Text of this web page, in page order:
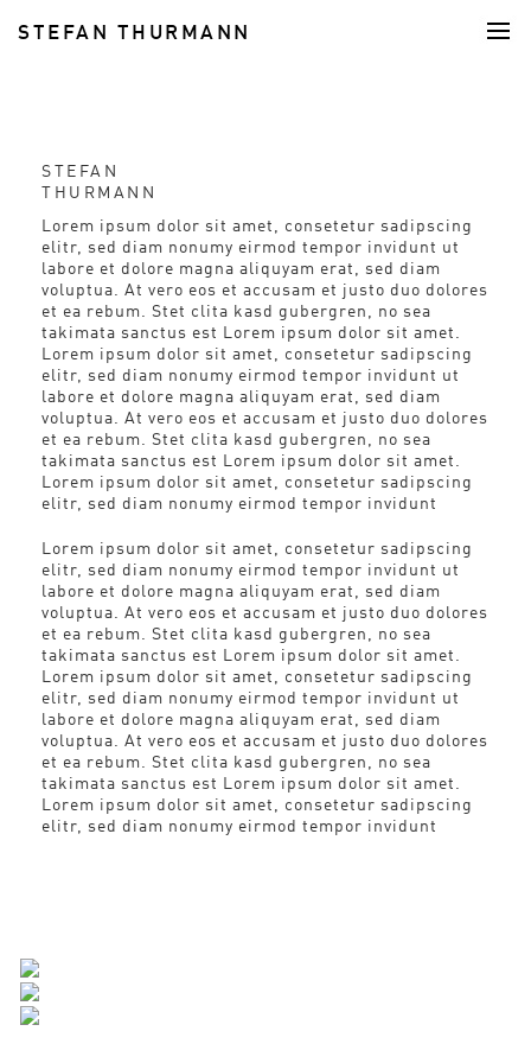
STEFAN THURMANN
FOOD
STEFAN
THURMANN
Lorem ipsum dolor sit amet, consetetur sadipscing
elitr, sed diam nonumy eirmod tempor invidunt ut
labore et dolore magna aliquyam erat, sed diam
voluptua. At vero eos et accusam et justo duo dolores
et ea rebum. Stet clita kasd gubergren, no sea
takimata sanctus est Lorem ipsum dolor sit amet.
Lorem ipsum dolor sit amet, consetetur sadipscing
elitr, sed diam nonumy eirmod tempor invidunt ut
labore et dolore magna aliquyam erat, sed diam
voluptua. At vero eos et accusam et justo duo dolores
et ea rebum. Stet clita kasd gubergren, no sea
takimata sanctus est Lorem ipsum dolor sit amet.
Lorem ipsum dolor sit amet, consetetur sadipscing
elitr, sed diam nonumy eirmod tempor invidunt
Lorem ipsum dolor sit amet, consetetur sadipscing
elitr, sed diam nonumy eirmod tempor invidunt ut
labore et dolore magna aliquyam erat, sed diam
voluptua. At vero eos et accusam et justo duo dolores
et ea rebum. Stet clita kasd gubergren, no sea
takimata sanctus est Lorem ipsum dolor sit amet.
Lorem ipsum dolor sit amet, consetetur sadipscing
elitr, sed diam nonumy eirmod tempor invidunt ut
labore et dolore magna aliquyam erat, sed diam
voluptua. At vero eos et accusam et justo duo dolores
et ea rebum. Stet clita kasd gubergren, no sea
takimata sanctus est Lorem ipsum dolor sit amet.
Lorem ipsum dolor sit amet, consetetur sadipscing
elitr, sed diam nonumy eirmod tempor invidunt